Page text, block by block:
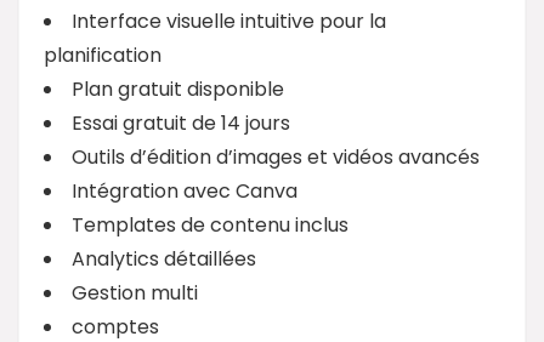
Interface visuelle intuitive pour la
planification
Plan gratuit disponible
Essai gratuit de 14 jours
Outils d’édition d’images et vidéos avancés
Intégration avec Canva
Templates de contenu inclus
Analytics détaillées
Gestion multi
comptes